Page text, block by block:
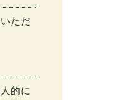
ただ
的に